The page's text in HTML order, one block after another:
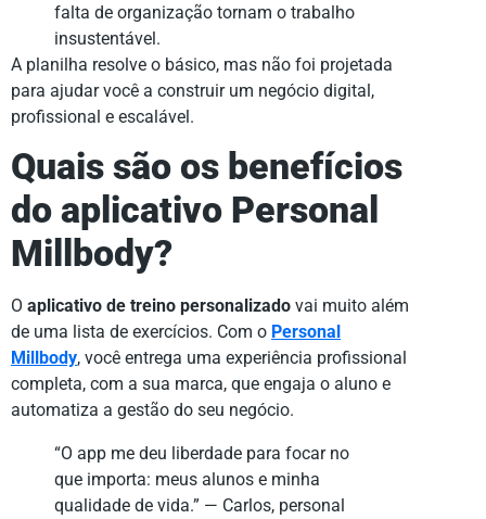
falta de organização tornam o trabalho
insustentável.
A planilha resolve o básico, mas não foi projetada
para ajudar você a construir um negócio digital,
profissional e escalável.
Quais são os benefícios
do aplicativo Personal
Millbody?
O aplicativo de treino personalizado vai muito além
de uma lista de exercícios. Com o Personal
Millbody, você entrega uma experiência profissional
completa, com a sua marca, que engaja o aluno e
automatiza a gestão do seu negócio.
“O app me deu liberdade para focar no
que importa: meus alunos e minha
qualidade de vida.” — Carlos, personal